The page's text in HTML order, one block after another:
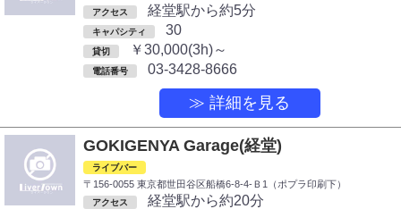
アクセス 経堂駅から約5分
キャパシティ 30
貸切 ￥30,000(3h)～
電話番号 03-3428-8666
≫ 詳細を見る
GOKIGENYA Garage(経堂)
ライブバー
〒156-0055 東京都世田谷区船橋6-8‐4‐Ｂ1（ポプラ印刷下）
アクセス 経堂駅から約20分